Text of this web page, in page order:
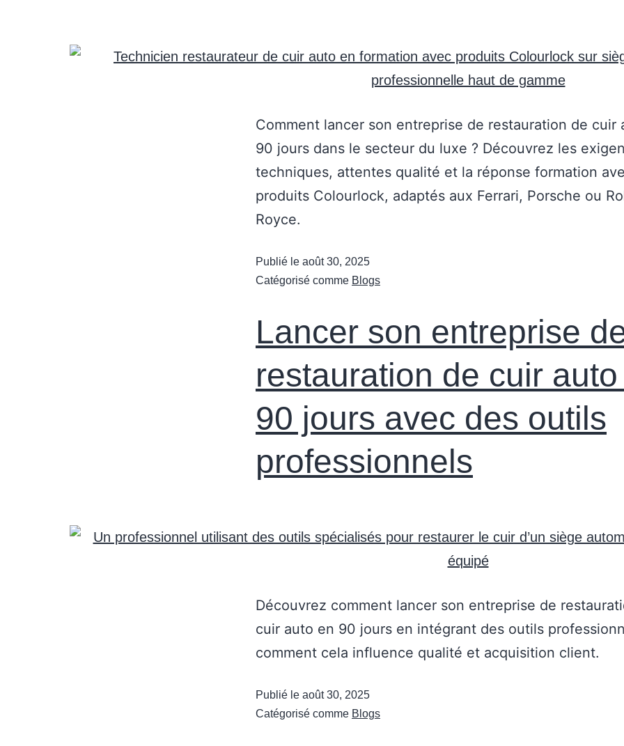
Comment lancer son entreprise de restauration de cuir
90 jours dans le secteur du luxe ? Découvrez les
techniques, attentes qualité et la réponse formation
produits Colourlock, adaptés aux Ferrari, Porsche ou
Royce.
Publié le août 30, 2025
Catégorisé comme Blogs
Lancer son entreprise
restauration de cuir auto
90 jours avec des outils
professionnels
Découvrez comment lancer son entreprise de
cuir auto en 90 jours en intégrant des outils
comment cela influence qualité et acquisition client.
Publié le août 30, 2025
Catégorisé comme Blogs